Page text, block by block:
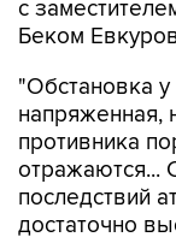
с
Беком
"Обстановка у
напряженная,
противника
отражаются...
последствий
достаточно